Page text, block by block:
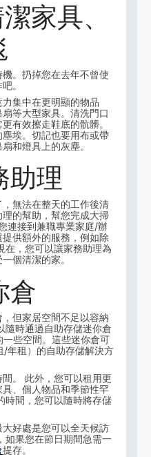
家具、
。扔掉您在去年不曾使
。
集中在更明顯的物品
等大型家具。清洗門口
有效擦走鞋底的骯髒。
埃。切記也要用布或帶
和燈具上的灰塵。
助理
無法在整天的工作後清
的幫助，幫您完成大掃
連接到兼職專業家庭/辦
供額外的服務，例如除
在，您可以讓家務助理為
個清潔的家。
倉
但家居空間不足以容納
隨時通過自助存儲迷你倉
一些空間。這些迷你倉可
年租）的自助存儲解決方
。 此外，您可以租用更
、個人物品和季節性罕
時間，您可以隨時將存儲
好處是您可以全天候訪
如果您在節日期間急需一
提存。